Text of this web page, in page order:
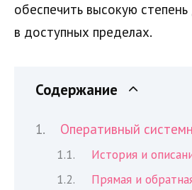
обеспечить высокую
в доступных пределах.
Содержание
Оперативный
История и
Прямая и